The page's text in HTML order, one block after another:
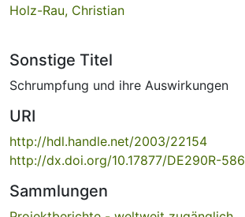
Holz-Rau, Christian
Sonstige Titel
Schrumpfung und ihre Auswirkungen
URI
http://hdl.handle.net/2003/22154
http://dx.doi.org/10.17877/DE290R-586
Sammlungen